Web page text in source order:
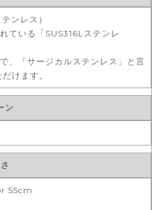
ンレス）
ている「SUS316Lステンレ
、「サージカルステンレス」と言
けます。
ン
55cm